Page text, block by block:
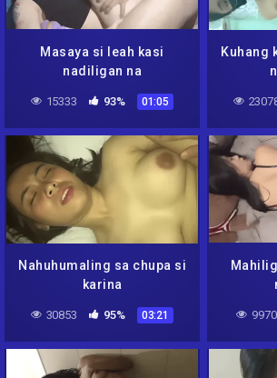
Masaya si leah kasi
nadiligan na
15333 93% 01:05
Kuhang
Nahuhumaling sa chupa si
karina
30853 95% 03:21 9970